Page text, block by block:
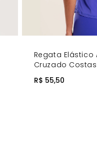
Regata Elástico
Cruzado Costas
R$ 55,50